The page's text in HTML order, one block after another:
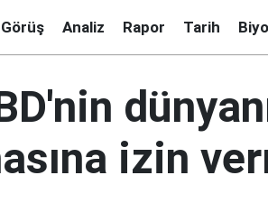
Görüş Analiz Rapor Tarih
izin